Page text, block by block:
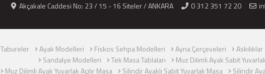
Tabureler Ayak Modelleri Fiskos Sehpa Modelleri Ayna Çerçeveleri Askılıklar
Sandalye Modelleri
Tek Masa Tablaları
Muz Dilimli Ayak Sabit
Muz Dilimli Ayak Yuvarlak Açılır Masa
Silindir Ayaklı Sabit Yuvarlak Masa Silindir
Akçakale Caddesi No: 23 / 15 - 16 Siteler / ANKARA 0 312 351 72 20